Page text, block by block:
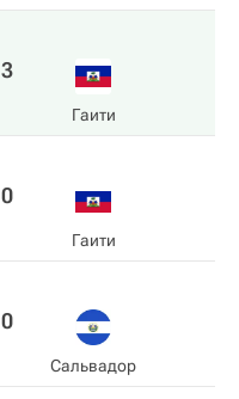
3
Гаити
0
Гаити
0
Сальвадор